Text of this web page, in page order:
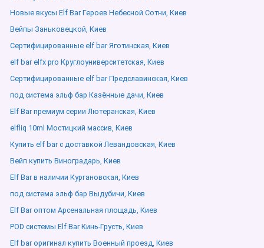
Новые вкусы Elf Bar Героев Небесной Сотни, Киев
Вейпы Заньковецкой, Киев
Сертифицированные elf bar Яготинская, Киев
elf bar elfx pro Круглоуниверситетская, Киев
Сертифицированные elf bar Предславинская, Киев
под система эльф бар Казённые дачи, Киев
Elf Bar премиум серии Лютеранская, Киев
elfliq 10ml Мостицкий массив, Киев
Купить elf bar с доставкой Левандовская, Киев
Вейп купить Виноградарь, Киев
Elf Bar в наличии Кургановская, Киев
под система эльф бар Выдубичи, Киев
Elf Bar оптом Арсенальная площадь, Киев
POD системы Elf Bar Кинь-Грусть, Киев
Elf bar оригинал купить Военный проезд, Киев